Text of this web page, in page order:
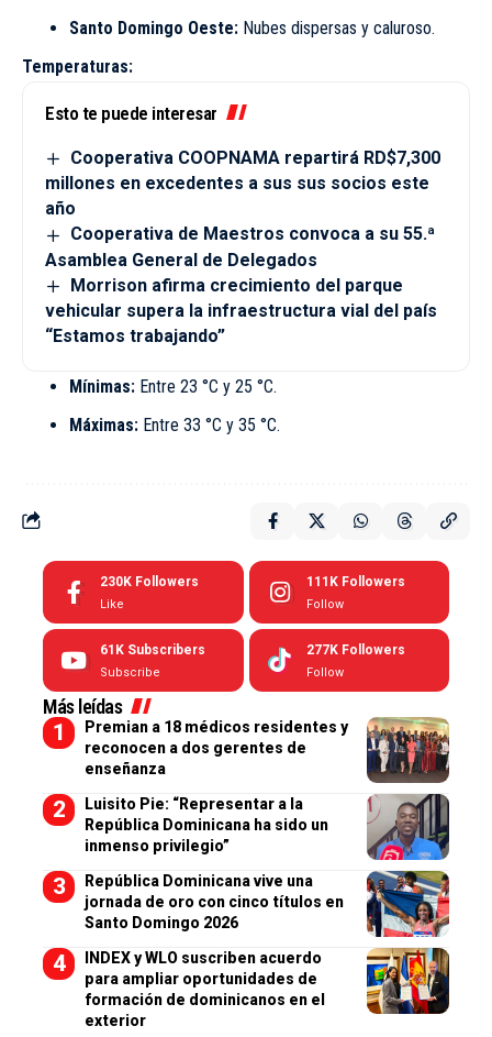
Santo Domingo Oeste:Nubes dispersas y caluroso.
Temperaturas:
Esto te puede interesar
Cooperativa COOPNAMA repartirá RD$7,300
millones en excedentes a sus sus socios este
año
Cooperativa de Maestros convoca a su 55.ª
Asamblea General de Delegados
Morrison afirma crecimiento del parque
vehicular supera la infraestructura vial del país
“Estamos trabajando”
Mínimas:Entre 23 °C y 25 °C.
Máximas:Entre 33 °C y 35 °C.
230K Followers
Like
111K Followers
Follow
61K Subscribers
Subscribe
277K Followers
Follow
Más leídas
Premian a 18 médicos residentes y
reconocen a dos gerentes de
enseñanza
Luisito Pie: “Representar a la
República Dominicana ha sido un
inmenso privilegio”
República Dominicana vive una
jornada de oro con cinco títulos en
Santo Domingo 2026
INDEX y WLO suscriben acuerdo
para ampliar oportunidades de
formación de dominicanos en el
exterior